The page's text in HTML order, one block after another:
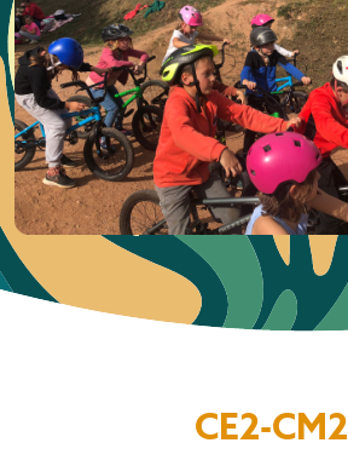
CE2-CM2